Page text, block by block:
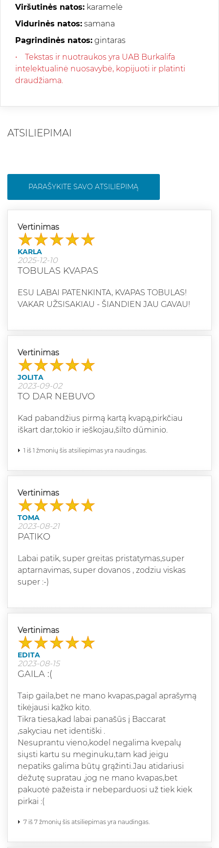
Viršutinės natos: karamelė
Vidurinės natos: samana
Pagrindinės natos: gintaras
• Tekstas ir nuotraukos yra UAB Burkalifa
intelektualinė nuosavybė, kopijuoti ir platinti
draudžiama.
ATSILIEPIMAI
PARAŠYKITE SAVO ATSILIEPIMĄ
Vertinimas
KARLA
2025-12-10
TOBULAS KVAPAS
ESU LABAI PATENKINTA, KVAPAS TOBULAS!
VAKAR UŽSISAKIAU - ŠIANDIEN JAU GAVAU!
Vertinimas
JOLITA
2023-09-02
TO DAR NEBUVO
Kad pabandžius pirmą kartą kvapą,pirkčiau
iškart dar,tokio ir ieškojau,šilto dūminio.
1 iš 1 žmonių šis atsiliepimas yra naudingas.
Vertinimas
TOMA
2023-08-21
PATIKO
Labai patik, super greitas pristatymas,super
aptarnavimas, super dovanos , zodziu viskas
super :-)
Vertinimas
EDITA
2023-08-15
GAILA :(
Taip gaila,bet ne mano kvapas,pagal aprašymą
tikėjausi kažko kito.
Tikra tiesa,kad labai panašūs į Baccarat
,sakyciau net identiški .
Nesuprantu vieno,kodel negalima kvepalų
siųsti kartu su meginuku,tam kad jeigu
nepatiks galima būtų grąžinti.Jau atidariusi
dėžutę supratau ,jog ne mano kvapas,bet
pakuotė pažeista ir nebeparduosi už tiek kiek
pirkai :(
7 iš 7 žmonių šis atsiliepimas yra naudingas.